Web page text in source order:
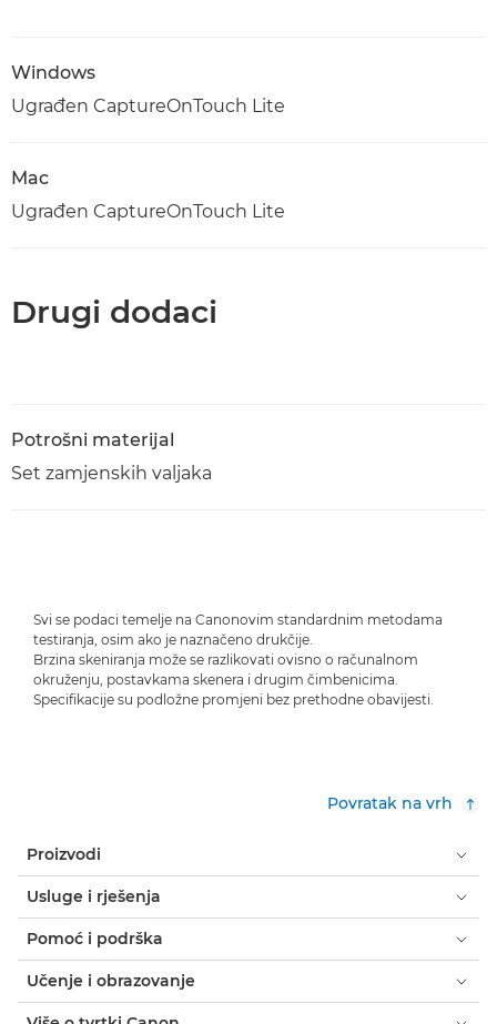
Windows
Ugrađen CaptureOnTouch Lite
Mac
Ugrađen CaptureOnTouch Lite
Drugi dodaci
Potrošni materijal
Set zamjenskih valjaka
Svi se podaci temelje na Canonovim standardnim metodama
testiranja, osim ako je naznačeno drukčije.
Brzina skeniranja može se razlikovati ovisno o računalnom
okruženju, postavkama skenera i drugim čimbenicima.
Specifikacije su podložne promjeni bez prethodne obavijesti.
Povratak na vrh
Proizvodi
Usluge i rješenja
Pomoć i podrška
Učenje i obrazovanje